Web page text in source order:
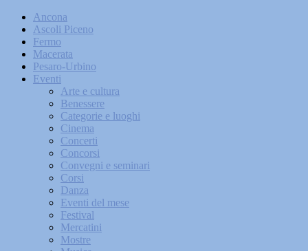
Ancona
Ascoli Piceno
Fermo
Macerata
Pesaro-Urbino
Eventi
Arte e cultura
Benessere
Categorie e luoghi
Cinema
Concerti
Concorsi
Convegni e seminari
Corsi
Danza
Eventi del mese
Festival
Mercatini
Mostre